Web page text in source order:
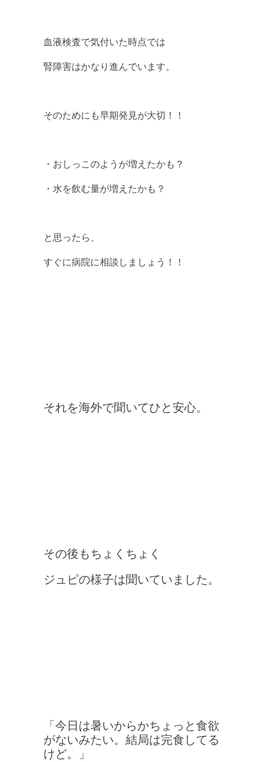
血液検査で気付いた時点では
腎障害はかなり進んでいます。
そのためにも早期発見が大切！！
・おしっこのようが増えたかも？
・水を飲む量が増えたかも？
と思ったら、
すぐに病院に相談しましょう！！
それを海外で聞いてひと安心。
その後も ちょくちょく
ジュピの様子は聞いていました。
「今日は暑いからかちょっと食欲
がないみたい。結局は完食してる
けど。」